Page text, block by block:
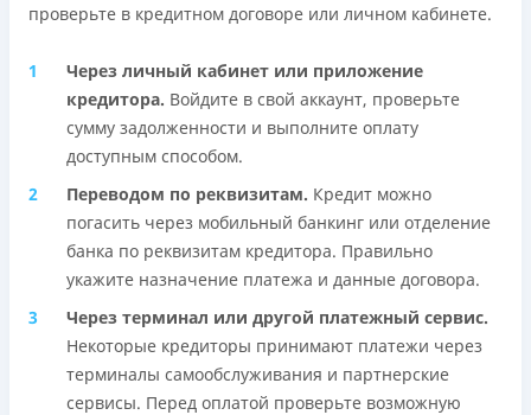
проверьте в кредитном договоре или личном кабинете.
Через личный кабинет или приложение
кредитора. Войдите в свой аккаунт, проверьте
сумму задолженности и выполните оплату
доступным способом.
Переводом по реквизитам. Кредит можно
погасить через мобильный банкинг или отделение
банка по реквизитам кредитора. Правильно
укажите назначение платежа и данные договора.
Через терминал или другой платежный сервис.
Некоторые кредиторы принимают платежи через
терминалы самообслуживания и партнерские
сервисы. Перед оплатой проверьте возможную